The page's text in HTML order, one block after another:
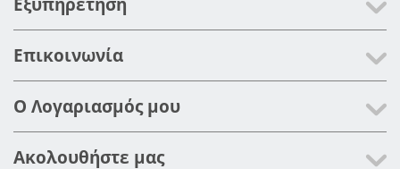
Επικοινωνία
Ο Λογαριασμός μου
Ακολουθήστε μας